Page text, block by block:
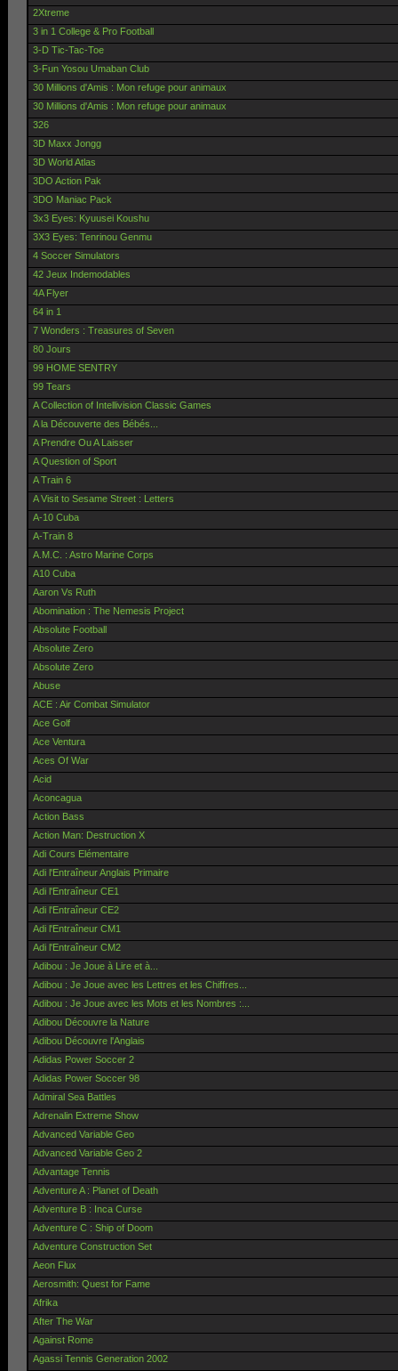
2Xtreme
3 in 1 College & Pro Football
3-D Tic-Tac-Toe
3-Fun Yosou Umaban Club
30 Millions d'Amis : Mon refuge pour animaux
30 Millions d'Amis : Mon refuge pour animaux
326
3D Maxx Jongg
3D World Atlas
3DO Action Pak
3DO Maniac Pack
3x3 Eyes: Kyuusei Koushu
3X3 Eyes: Tenrinou Genmu
4 Soccer Simulators
42 Jeux Indemodables
4A Flyer
64 in 1
7 Wonders : Treasures of Seven
80 Jours
99 HOME SENTRY
99 Tears
A Collection of Intellivision Classic Games
A la Découverte des Bébés...
A Prendre Ou A Laisser
A Question of Sport
A Train 6
A Visit to Sesame Street : Letters
A-10 Cuba
A-Train 8
A.M.C. : Astro Marine Corps
A10 Cuba
Aaron Vs Ruth
Abomination : The Nemesis Project
Absolute Football
Absolute Zero
Absolute Zero
Abuse
ACE : Air Combat Simulator
Ace Golf
Ace Ventura
Aces Of War
Acid
Aconcagua
Action Bass
Action Man: Destruction X
Adi Cours Elémentaire
Adi l'Entraîneur Anglais Primaire
Adi l'Entraîneur CE1
Adi l'Entraîneur CE2
Adi l'Entraîneur CM1
Adi l'Entraîneur CM2
Adibou : Je Joue à Lire et à...
Adibou : Je Joue avec les Lettres et les Chiffres...
Adibou : Je Joue avec les Mots et les Nombres :...
Adibou Découvre la Nature
Adibou Découvre l'Anglais
Adidas Power Soccer 2
Adidas Power Soccer 98
Admiral Sea Battles
Adrenalin Extreme Show
Advanced Variable Geo
Advanced Variable Geo 2
Advantage Tennis
Adventure A : Planet of Death
Adventure B : Inca Curse
Adventure C : Ship of Doom
Adventure Construction Set
Aeon Flux
Aerosmith: Quest for Fame
Afrika
After The War
Against Rome
Agassi Tennis Generation 2002